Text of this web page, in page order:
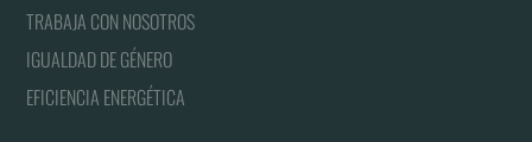
TRABAJA CON NOSOTROS
IGUALDAD DE GÉNERO
EFICIENCIA ENERGÉTICA